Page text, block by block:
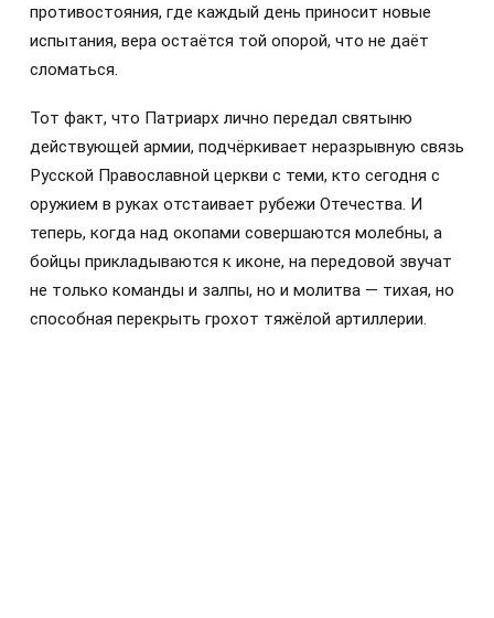
противостояния, где каждый день приносит новые
испытания, вера остаётся той опорой, что не даёт
сломаться.
Тот факт, что Патриарх лично передал святыню
действующей армии, подчёркивает неразрывную связь
Русской Православной церкви с теми, кто сегодня с
оружием в руках отстаивает рубежи Отечества. И
теперь, когда над окопами совершаются молебны, а
бойцы прикладываются к иконе, на передовой звучат
не только команды и залпы, но и молитва — тихая, но
способная перекрыть грохот тяжёлой артиллерии.